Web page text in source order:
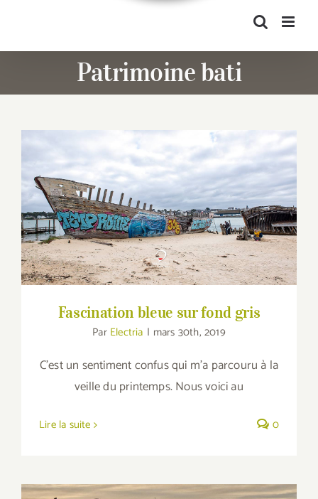
Patrimoine bati
Fascination bleue sur fond gris
Fascination bleue sur fond gris
Par Electria | mars 30th, 2019
C'est un sentiment confus qui m'a parcouru à la
veille du printemps. Nous voici au
Lire la suite 0